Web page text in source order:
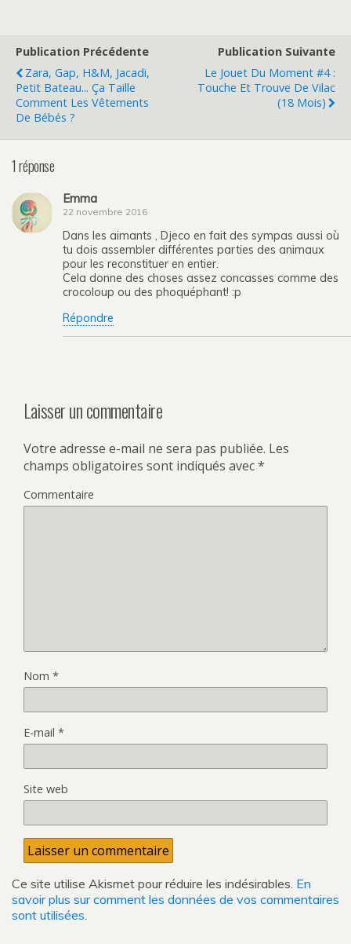
Publication Précédente
Zara, Gap, H&M, Jacadi,
Petit Bateau... Ça Taille
Comment Les Vêtements
De Bébés ?
Publication Suivante
Le Jouet Du Moment #4 :
Touche Et Trouve De Vilac
(18 Mois)
1 réponse
Emma
22 novembre 2016
Dans les aimants , Djeco en fait des sympas aussi où
tu dois assembler différentes parties des animaux
pour les reconstituer en entier.
Cela donne des choses assez concasses comme des
crocoloup ou des phoquéphant! :p
Répondre
Laisser un commentaire
Votre adresse e-mail ne sera pas publiée. Les
champs obligatoires sont indiqués avec*
Commentaire
Nom *
E-mail *
Site web
Ce site utilise Akismet pour réduire les indésirables. En
savoir plus sur comment les données de vos commentaires
sont utilisées